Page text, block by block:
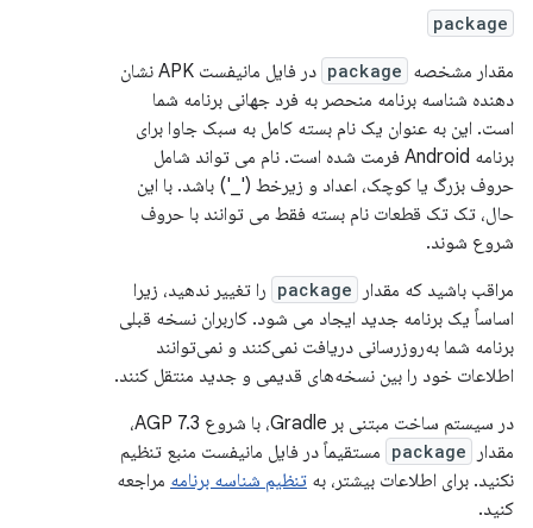
package
مقدار مشخصه package
در فایل مانیفست APK نشان
دهنده شناسه برنامه منحصر به فرد جهانی برنامه شما
است. این به عنوان یک نام بسته کامل به سبک جاوا برای
برنامه Android فرمت شده است. نام می تواند شامل
حروف بزرگ یا کوچک، اعداد و زیرخط ('_') باشد. با این
حال، تک تک قطعات نام بسته فقط می توانند با حروف
شروع شوند.
مراقب باشید که مقدار
package را تغییر ندهید، زیرا
اساساً یک برنامه جدید ایجاد می شود. کاربران نسخه قبلی
برنامه شما به‌روزرسانی دریافت نمی‌کنند و نمی‌توانند
اطلاعات خود را بین نسخه‌های قدیمی و جدید منتقل کنند.
در سیستم ساخت مبتنی بر Gradle، با شروع AGP 7.3،
مقدار
package مستقیماً در فایل مانیفست منبع تنظیم
نکنید. برای اطلاعات بیشتر، به تنظیم شناسه برنامه مراجعه
کنید.